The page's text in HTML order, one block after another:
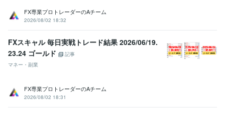
FX専業プロトレーダーのAチーム
2026/08/02 18:32
FXスキャル 毎日実戦トレード結果 2026/06/19.
23.24 ゴールド
記事
マネー・副業
FX専業プロトレーダーのAチーム
2026/08/02 18:31